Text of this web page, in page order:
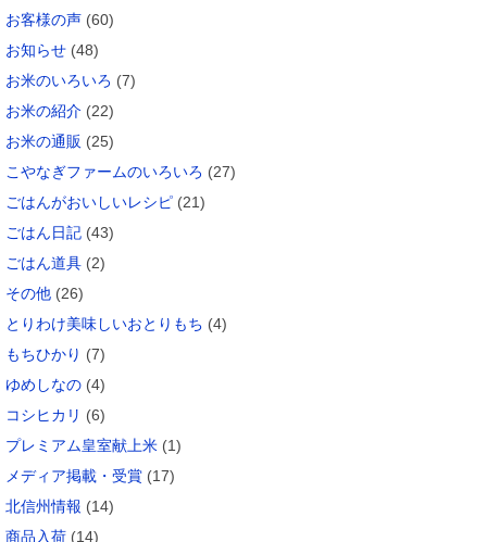
お客様の声 (60)
お知らせ (48)
お米のいろいろ (7)
お米の紹介 (22)
お米の通販 (25)
こやなぎファームのいろいろ (27)
ごはんがおいしいレシピ (21)
ごはん日記 (43)
ごはん道具 (2)
その他 (26)
とりわけ美味しいおとりもち (4)
もちひかり (7)
ゆめしなの (4)
コシヒカリ (6)
プレミアム皇室献上米 (1)
メディア掲載・受賞 (17)
北信州情報 (14)
商品入荷 (14)